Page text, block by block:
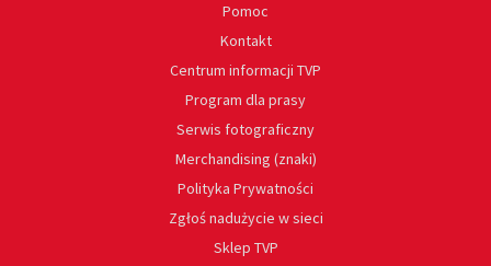
Pomoc
Kontakt
Centrum informacji TVP
Program dla prasy
Serwis fotograficzny
Merchandising (znaki)
Polityka Prywatności
Zgłoś nadużycie w sieci
Sklep TVP